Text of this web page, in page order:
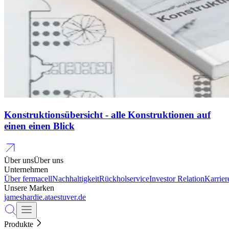
Konstruktionsübersicht - alle Konstruktionen auf
einen einen Blick
Über unsÜber uns
Unternehmen
Über fermacellNachhaltigkeitRückholserviceInvestor Relation
Unsere Marken
jameshardie.ataestuver.de
Produkte